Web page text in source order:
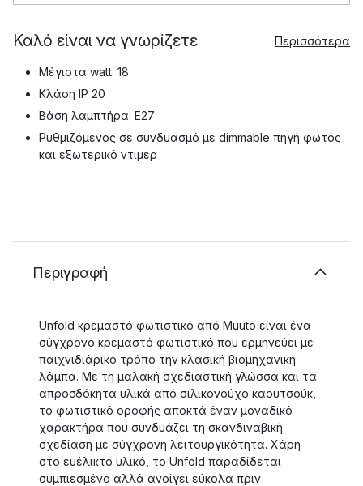
Καλό είναι να γνωρίζετε Περισσότερα
Μέγιστα watt: 18
Κλάση IP 20
Βάση λαμπτήρα: E27
Ρυθμιζόμενος σε συνδυασμό με dimmable πηγή φωτός
και εξωτερικό ντιμερ
Περιγραφή
Unfold κρεμαστό φωτιστικό από Muuto είναι ένα
σύγχρονο κρεμαστό φωτιστικό που ερμηνεύει με
παιχνιδιάρικο τρόπο την κλασική βιομηχανική
λάμπα. Με τη μαλακή σχεδιαστική γλώσσα και τα
απροσδόκητα υλικά από σιλικονούχο καουτσούκ,
το φωτιστικό οροφής αποκτά έναν μοναδικό
χαρακτήρα που συνδυάζει τη σκανδιναβική
σχεδίαση με σύγχρονη λειτουργικότητα. Χάρη
στο ευέλικτο υλικό, το Unfold παραδίδεται
συμπιεσμένο αλλά ανοίγει εύκολα πριν